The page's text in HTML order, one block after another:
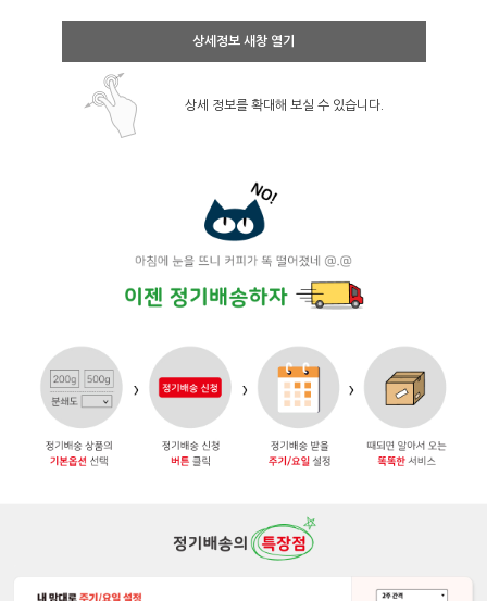
상세정보 새창 열기
상세 정보를 확대해 보실 수 있습니다.